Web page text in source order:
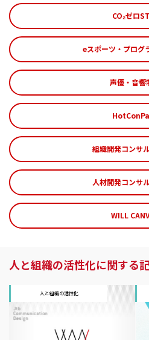
CO₂ゼロ
eスポーツ・プログ
声優・音響
組織開発コンサ
人材開発コンサ
WILL
人と組織の活性化に関する
人と組織の活性化